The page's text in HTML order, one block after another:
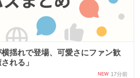
横揺れで登場、可愛さにファン歓
れる」
NEW 17分前